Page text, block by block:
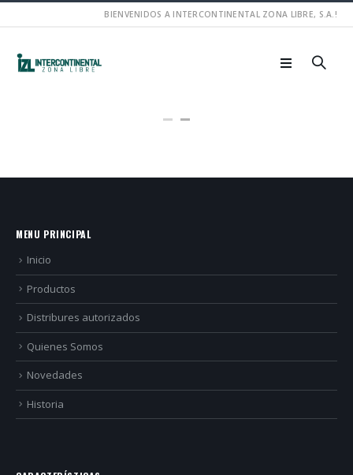
BIENVENIDOS A INTERCONTINENTAL ZONA LIBRE, S.A.!
MENU PRINCIPAL
Inicio
Productos
Distribures autorizados
Quienes Somos
Novedades
Historia